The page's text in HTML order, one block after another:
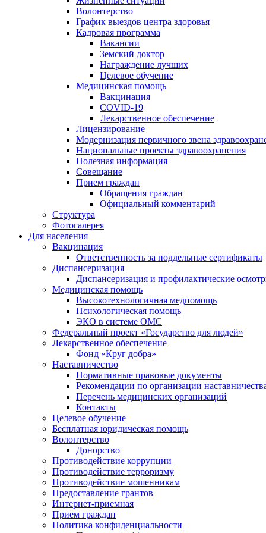
Волонтерство
График выездов центра здоровья
Кадровая программа
Вакансии
Земский доктор
Награждение лучших
Целевое обучение
Медицинская помощь
Вакцинация
COVID-19
Лекарственное обеспечение
Лицензирование
Модернизация первичного звена
Национальные проекты здравоохранения
Полезная информация
Совещание
Прием граждан
Обращения граждан
Официальный комментарий
Структура
Фотогалерея
Для населения
Вакцинация
Ответственность за поддельные сертификаты
Диспансеризация
Диспансеризация и профилактические
Медицинская помощь
Высокотехнологичная медпомощь
Психологическая помощь
ЭКО в системе ОМС
Федеральный проект «Государство для людей»
Лекарственное обеспечение
Фонд «Круг добра»
Наставничество
Нормативные правовые документы
Рекомендации по организации
Перечень медицинских организаций
Контакты
Целевое обучение
Бесплатная юридическая помощь
Волонтерство
Донорство
Противодействие коррупции
Противодействие терроризму
Противодействие мошенникам
Предоставление грантов
Интернет-приемная
Прием граждан
Политика конфиденциальности